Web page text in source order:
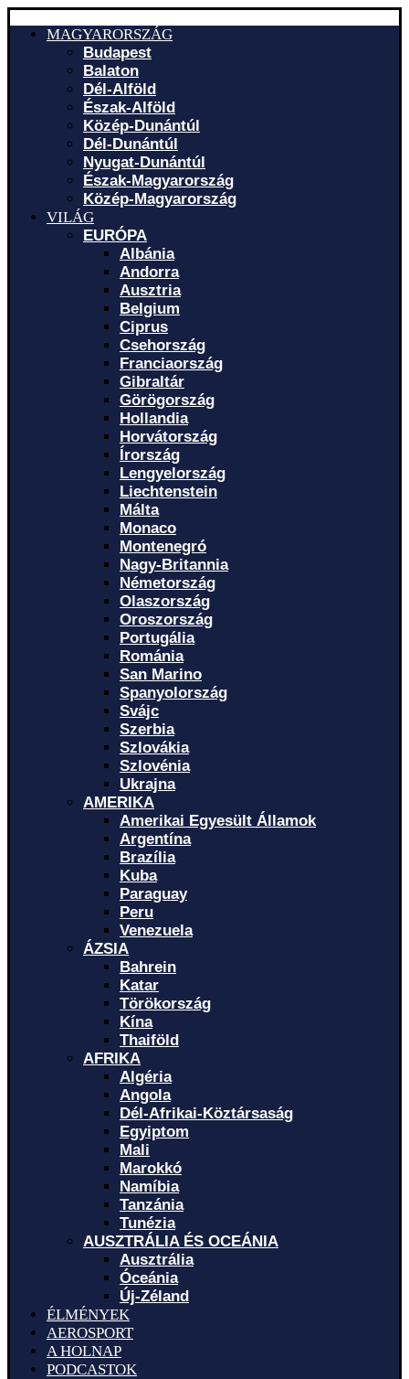
MAGYARORSZÁG
Budapest
Balaton
Dél-Alföld
Észak-Alföld
Közép-Dunántúl
Dél-Dunántúl
Nyugat-Dunántúl
Észak-Magyarország
Közép-Magyarország
VILÁG
EURÓPA
Albánia
Andorra
Ausztria
Belgium
Ciprus
Csehország
Franciaország
Gibraltár
Görögország
Hollandia
Horvátország
Írország
Lengyelország
Liechtenstein
Málta
Monaco
Montenegró
Nagy-Britannia
Németország
Olaszország
Oroszország
Portugália
Románia
San Marino
Spanyolország
Svájc
Szerbia
Szlovákia
Szlovénia
Ukrajna
AMERIKA
Amerikai Egyesült Államok
Argentína
Brazília
Kuba
Paraguay
Peru
Venezuela
ÁZSIA
Bahrein
Katar
Törökország
Kína
Thaiföld
AFRIKA
Algéria
Angola
Dél-Afrikai-Köztársaság
Egyiptom
Mali
Marokkó
Namíbia
Tanzánia
Tunézia
AUSZTRÁLIA ÉS OCEÁNIA
Ausztrália
Óceánia
Új-Zéland
ÉLMÉNYEK
AEROSPORT
A HOLNAP
PODCASTOK